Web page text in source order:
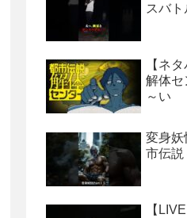
スバト
【ネ
解体セ
～い
変身妖
市伝説
【